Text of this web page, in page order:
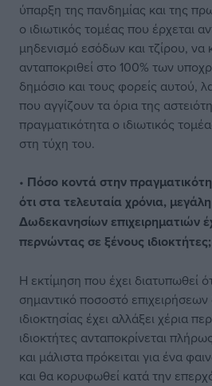
ύπαρξη της πανδημίας και της
ο ιδιωτικός τομέας που έρχεται
μηδενισμό εσόδων και τζίρου, να
ανταποκριθεί στο 100% των
δημόσιο και τους φορείς αυτού,
που αγγίζουν τα όρια της
πραγματικότητα ο ιδιωτικός
στη τύχη του.
• Πόσο κοντά στην
ότι στα τελευταία χρόνια,
Δωδεκανησίων επιχειρηματιών
περνώντας σε ξένους ιδιοκτήτες;
Η εκτίμηση που έχει διατυπωθεί
σημαντικό ποσοστό
ιδιοκτησίας έχει αλλάξει χέρια
ιδιοκτήτες ανταποκρίνεται
και μάλιστα πρόκειται για ένα
και θα κορυφωθεί κατά την